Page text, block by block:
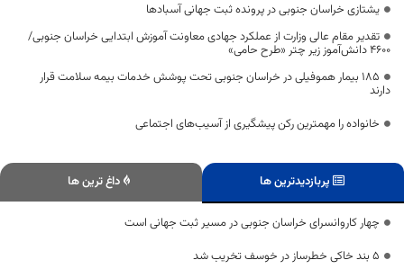
یشتازی خراسان جنوبی در پرونده ثبت جهانی آسبادها
تقدیر مقام عالی وزارت از عملکرد جهادی معاونت آموزش ابتدایی خراسان جنوبی/
۴۶۰۰ دانش‌آموز زیر چتر «طرح حامی»
۱۸۵ بیمار هموفیلی در خراسان جنوبی تحت پوشش خدمات بیمه سلامت قرار
دارند
خانواده را مهمترین رکن پیشگیری از آسیب‌های اجتماعی
پربازدیدترین ها داغ ترین ها
چهار کاروانسرای خراسان جنوبی در مسیر ثبت جهانی است
۵ بند خاکی خطرساز در خوسف تخریب شد